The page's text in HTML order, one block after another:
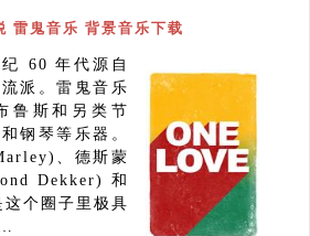
雷鬼音乐 背景音乐下载
60 年代源自
派。雷鬼音乐
鲁斯和另类节
钢琴等乐器。
、德斯蒙
Dekker) 和
个圈子里极具